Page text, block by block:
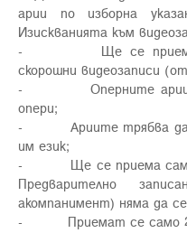
арии по изборна
Изискванията към
- Ще се приемат
скорошни видеозаписи
- Оперните арии
опери;
- Ариите трябва да се
им език;
- Ще се приема само
Предварително
акомпанимент) няма да
- Приемат се само 2